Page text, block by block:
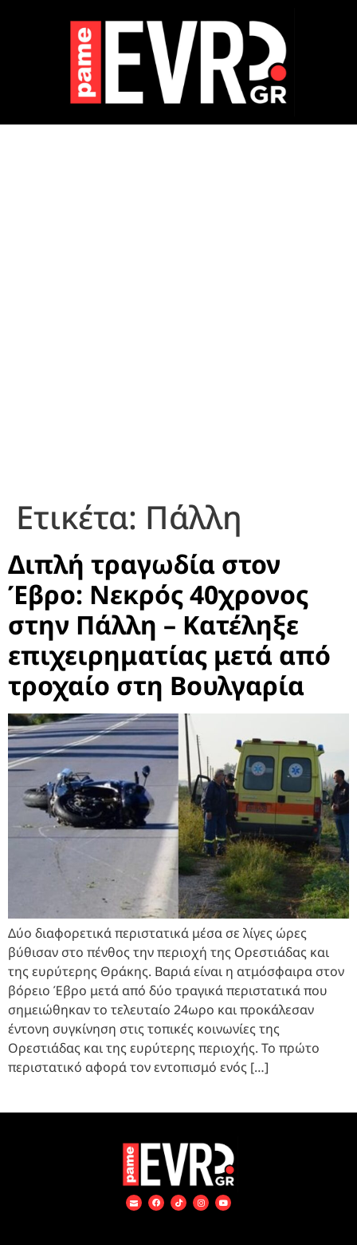
Ετικέτα: Πάλλη
Διπλή τραγωδία στον
Έβρο: Νεκρός 40χρονος
στην Πάλλη – Κατέληξε
επιχειρηματίας μετά από
τροχαίο στη Βουλγαρία
Δύο διαφορετικά περιστατικά μέσα σε λίγες ώρες
βύθισαν στο πένθος την περιοχή της Ορεστιάδας και
της ευρύτερης Θράκης. Βαριά είναι η ατμόσφαιρα στον
βόρειο Έβρο μετά από δύο τραγικά περιστατικά που
σημειώθηκαν το τελευταίο 24ωρο και προκάλεσαν
έντονη συγκίνηση στις τοπικές κοινωνίες της
Ορεστιάδας και της ευρύτερης περιοχής. Το πρώτο
περιστατικό αφορά τον εντοπισμό ενός […]